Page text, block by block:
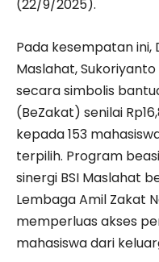
(22/9/2025).
Pada kesempatan ini,
Maslahat,
secara simbolis
(BeZakat) senilai
kepada 153
terpilih. Program
sinergi BSI Maslahat
Lembaga Amil Zakat
memperluas akses
mahasiswa dari